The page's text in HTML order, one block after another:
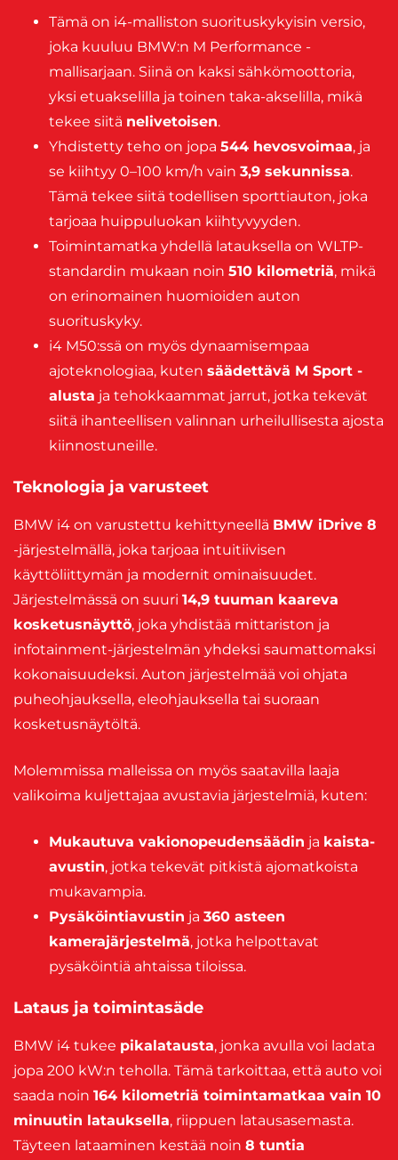
Tämä on i4-malliston suorituskykyisin versio,
joka kuuluu BMW:n M Performance -
mallisarjaan. Siinä on kaksi sähkömoottoria,
yksi etuakselilla ja toinen taka-akselilla, mikä
tekee siitä nelivetoisen.
Yhdistetty teho on jopa 544 hevosvoimaa, ja
se kiihtyy 0–100 km/h vain 3,9 sekunnissa.
Tämä tekee siitä todellisen sporttiauton, joka
tarjoaa huippuluokan kiihtyvyyden.
Toimintamatka yhdellä latauksella on WLTP-
standardin mukaan noin 510 kilometriä, mikä
on erinomainen huomioiden auton
suorituskyky.
i4 M50:ssä on myös dynaamisempaa
ajoteknologiaa, kuten säädettävä M Sport -
alusta ja tehokkaammat jarrut, jotka tekevät
siitä ihanteellisen valinnan urheilullisesta ajosta
kiinnostuneille.
Teknologia ja varusteet
BMW i4 on varustettu kehittyneellä BMW iDrive 8
-järjestelmällä, joka tarjoaa intuitiivisen
käyttöliittymän ja modernit ominaisuudet.
Järjestelmässä on suuri 14,9 tuuman kaareva
kosketusnäyttö, joka yhdistää mittariston ja
infotainment-järjestelmän yhdeksi saumattomaksi
kokonaisuudeksi. Auton järjestelmää voi ohjata
puheohjauksella, eleohjauksella tai suoraan
kosketusnäytöltä.
Molemmissa malleissa on myös saatavilla laaja
valikoima kuljettajaa avustavia järjestelmiä, kuten:
Mukautuva vakionopeudensäädin ja kaista-
avustin, jotka tekevät pitkistä ajomatkoista
mukavampia.
Pysäköintiavustin ja 360 asteen
kamerajärjestelmä, jotka helpottavat
pysäköintiä ahtaissa tiloissa.
Lataus ja toimintasäde
BMW i4 tukee pikalatausta, jonka avulla voi ladata
jopa 200 kW:n teholla. Tämä tarkoittaa, että auto voi
saada noin 164 kilometriä toimintamatkaa vain 10
minuutin latauksella, riippuen latausasemasta.
Täyteen lataaminen kestää noin 8 tuntia